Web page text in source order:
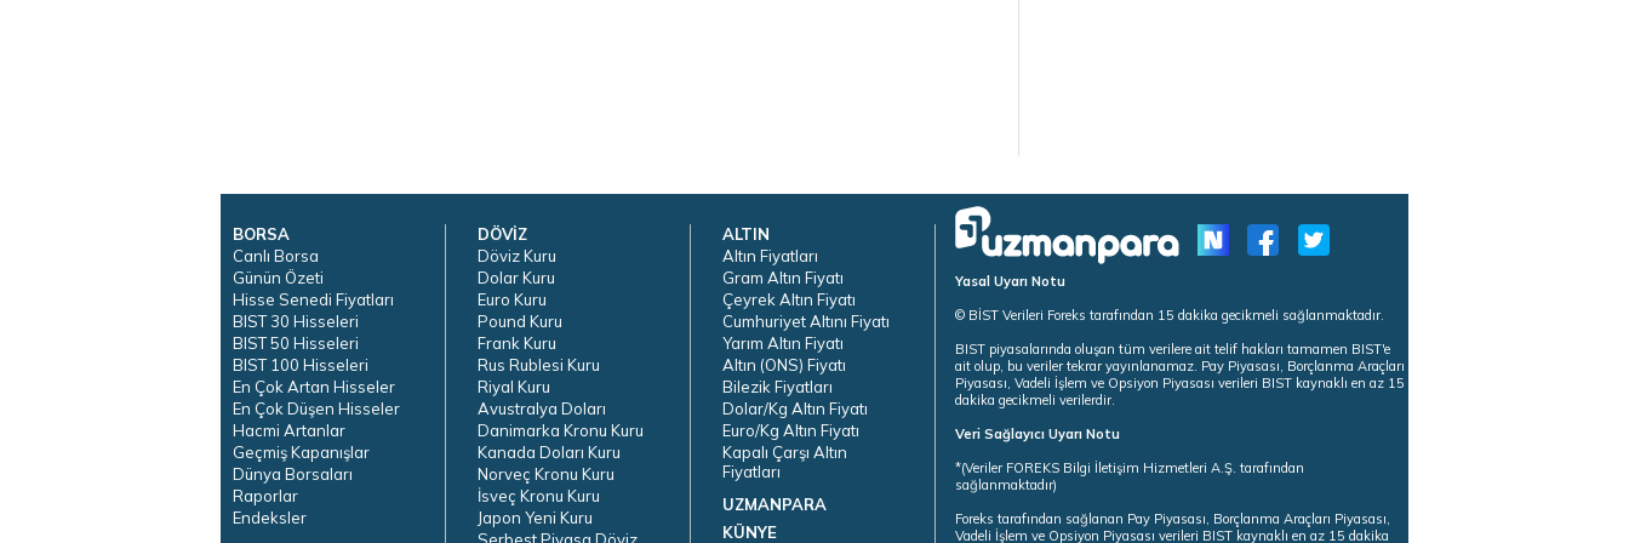
BORSA
Canlı Borsa
Günün Özeti
Hisse Senedi Fiyatları
BIST 30 Hisseleri
BIST 50 Hisseleri
BIST 100 Hisseleri
En Çok Artan Hisseler
En Çok Düşen Hisseler
Hacmi Artanlar
Geçmiş Kapanışlar
Dünya Borsaları
Raporlar
Endeksler
DÖVİZ
Döviz Kuru
Dolar Kuru
Euro Kuru
Pound Kuru
Frank Kuru
Rus Rublesi Kuru
Riyal Kuru
Avustralya Doları
Danimarka Kronu Kuru
Kanada Doları Kuru
Norveç Kronu Kuru
İsveç Kronu Kuru
Japon Yeni Kuru
Serbest Piyasa Döviz
ALTIN
Altın Fiyatları
Gram Altın Fiyatı
Çeyrek Altın Fiyatı
Cumhuriyet Altını Fiyatı
Yarım Altın Fiyatı
Altın (ONS) Fiyatı
Bilezik Fiyatları
Dolar/Kg Altın Fiyatı
Euro/Kg Altın Fiyatı
Kapalı Çarşı Altın
Fiyatları
UZMANPARA
KÜNYE
Yasal Uyarı Notu
© BİST Verileri Foreks tarafından 15 dakika gecikmeli sağlanmaktadır.
BIST piyasalarında oluşan tüm verilere ait telif hakları tamamen BIST'e
ait olup, bu veriler tekrar yayınlanamaz. Pay Piyasası, Borçlanma Araçları
Piyasası, Vadeli İşlem ve Opsiyon Piyasası verileri BIST kaynaklı en az 15
dakika gecikmeli verilerdir.
Veri Sağlayıcı Uyarı Notu
*(Veriler FOREKS Bilgi İletişim Hizmetleri A.Ş. tarafından
sağlanmaktadır)
Foreks tarafından sağlanan Pay Piyasası, Borçlanma Araçları Piyasası,
Vadeli İşlem ve Opsiyon Piyasası verileri BIST kaynaklı en az 15 dakika